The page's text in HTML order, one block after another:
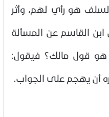
هو رأي لهم، وأثر
القاسم عن المسألة
قول مالك؟ فيقول:
أن يهجم على الجواب.